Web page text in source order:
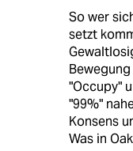
So wer
setzt
"Occupy"
"99%"
Konsens
Was in